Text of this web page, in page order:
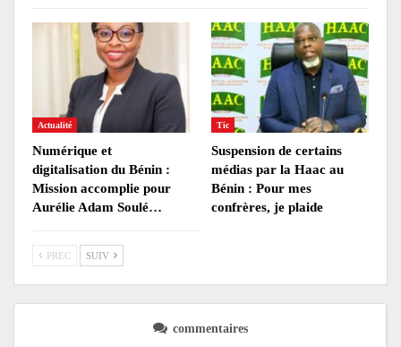
Actualité
Numérique et
digitalisation du Bénin :
Mission accomplie pour
Aurélie Adam Soulé…
Tic
Suspension de certains
médias par la Haac au
Bénin : Pour mes
confrères, je plaide
PREC SUIV
commentaires